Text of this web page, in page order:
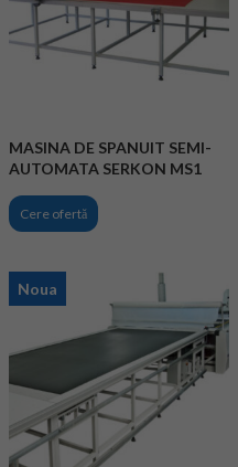
MASINA DE SPANUIT SEMI-
AUTOMATA SERKON MS1
Cere ofertă
Noua